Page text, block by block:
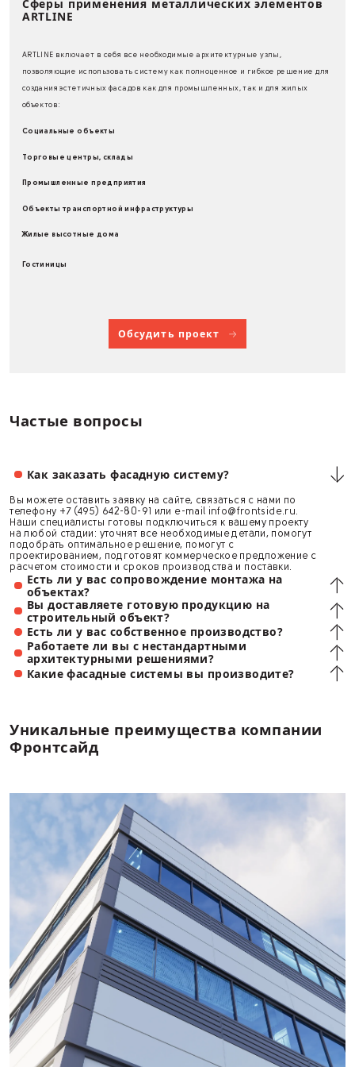
отдельных
элементов как снаружи,
внутри здания. Система
прекрасно подходит для
оформления интерьеров.
Разнообразие форм волн
позволит создать
дизайн и реализовать
творческую задумку.
Сферы применения металлических
ARTLINE
позволяющие использовать систему как полноценное и
создания эстетичных фасадов как для промышленных, так и
Социальные объекты
Торговые центры, склады
Промышленные предприятия
Объекты транспортной инфраструктуры
Жилые высотные дома
Гостиницы